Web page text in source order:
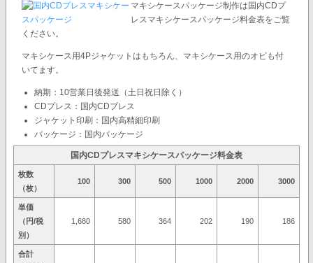
マキシケースパッケージ制作は国内CDプ
レスマキシケースパッケージ料金表をご覧
ください。
マキシケース用4Pジャケットはもちろん、マキシケース用のオビも付
いてます。
納期：10営業日後発送（土日祝日除く）
CDプレス：国内CDプレス
ジャケット印刷：国内高精細印刷
パッケージ：国内パッケージ
国内CDプレスマキシケースパッケージ料金表
枚数
（枚）
100 300 500 1000 2000 3000
単価
（円/税
別）
1,680 580 364 202 190 186
合計